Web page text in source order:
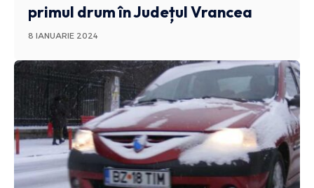
primul drum în Județul Vrancea
8 IANUARIE 2024